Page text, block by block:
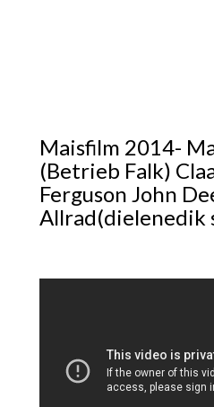
Maisfilm 2014-
(Betrieb Falk)
Ferguson John
Allrad(dielenedik